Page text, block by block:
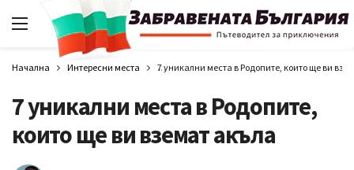
Начална Интересни места 7 уникални места в Родопите, които ще ви
7 уникални места в Родопите,
които ще ви вземат акъла